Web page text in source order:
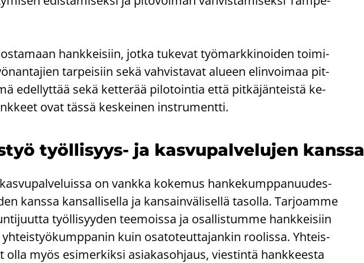
hank­kei­siin, jotka tu­ke­vat työ­mark­ki­noi­den toi­mi­
tar­pei­siin sekä vah­vis­ta­vat alu­een elin­voi­maa pit­
edel­lyt­tää sekä ket­te­rää pi­lo­toin­tia että pit­kä­jän­teis­tä ke­
ovat tässä kes­kei­nen in­stru­ment­ti.
työllisyys-​ ja kas­vu­pal­ve­lu­jen kans­sa
on vank­ka ko­ke­mus han­ke­kump­pa­nuu­des­
kans­sa kan­sal­li­sel­la ja kan­sain­vä­li­sel­lä ta­sol­la. Tar­joam­me
työl­li­syy­den tee­mois­sa ja osal­lis­tum­me hank­kei­siin
kuin osa­to­teut­ta­jan­kin roo­lis­sa. Yh­teis­
olla myös esi­mer­kik­si asia­kas­oh­jaus, vies­tin­tä hank­kees­ta